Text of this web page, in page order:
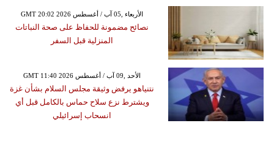
GMT 20:02 2026 الأربعاء ,05 آب / أغسطس
نصائح مضمونة للحفاظ على صحة النباتات
المنزلية قبل السفر
GMT 11:40 2026 الأحد ,09 آب / أغسطس
نتنياهو يرفض وثيقة مجلس السلام بشأن غزة
ويشترط نزع سلاح حماس بالكامل قبل أي
انسحاب إسرائيلي